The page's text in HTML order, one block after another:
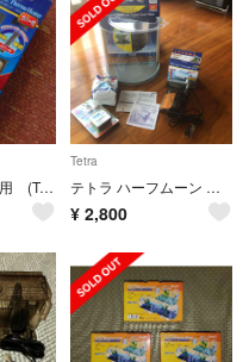
☆ウパオ☆様 専用 (Tetra）テトラ ICサーモ付ヒーター ・ IHC150
Tetra
テトラ ハーフムーン フィルター タイマー セット
¥ 2,800